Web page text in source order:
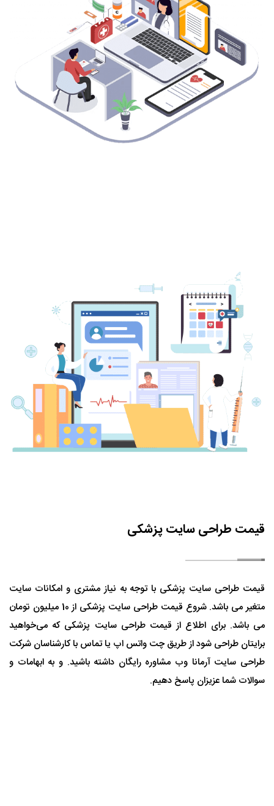
قیمت طراحی سایت پزشکی
قیمت طراحی سایت پزشکی با توجه به نیاز مشتری و امکانات سایت
متغیر می باشد. شروع قیمت طراحی سایت پزشکی از 10 میلیون تومان
می باشد. برای اطلاع از قیمت طراحی سایت پزشکی که می‌خواهید
برایتان طراحی شود از طریق چت واتس اپ یا تماس با کارشناسان شرکت
طراحی سایت آرمانا وب مشاوره رایگان داشته باشید. و به ابهامات و
سوالات شما عزیزان پاسخ دهیم.